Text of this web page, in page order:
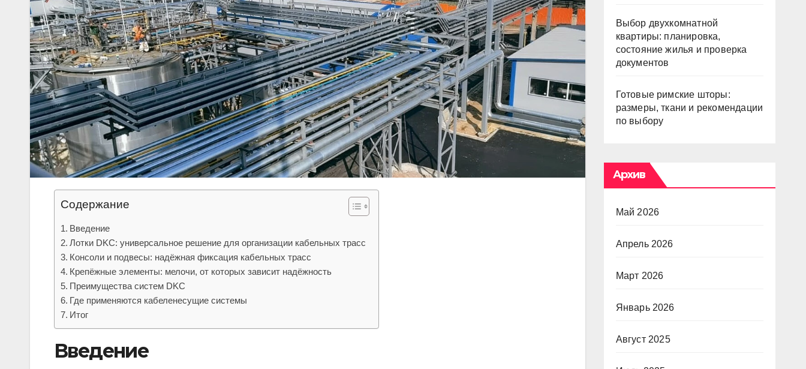
Содержание
Введение
Лотки DKC: универсальное решение для организации кабельных трасс
Консоли и подвесы: надёжная фиксация кабельных трасс
Крепёжные элементы: мелочи, от которых зависит надёжность
Преимущества систем DKC
Где применяются кабеленесущие системы
Итог
Введение
Выбор двухкомнатной
квартиры: планировка,
состояние жилья и проверка
документов
Готовые римские шторы:
размеры, ткани и рекомендации
по выбору
Архив
Май 2026
Апрель 2026
Март 2026
Январь 2026
Август 2025